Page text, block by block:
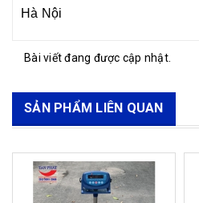
Hà Nội
Bài viết đang được cập nhật.
SẢN PHẨM LIÊN QUAN